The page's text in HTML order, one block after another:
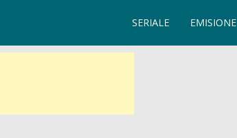
EMISIONE
SERIALE